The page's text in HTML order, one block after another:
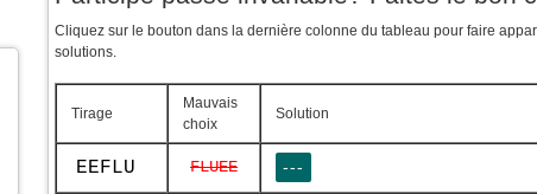
Cliquez sur le bouton dans la dernière colonne du tableau pour faire
solutions.
Tirage
Mauvais
choix
Solution
EEFLU FLUEE ---